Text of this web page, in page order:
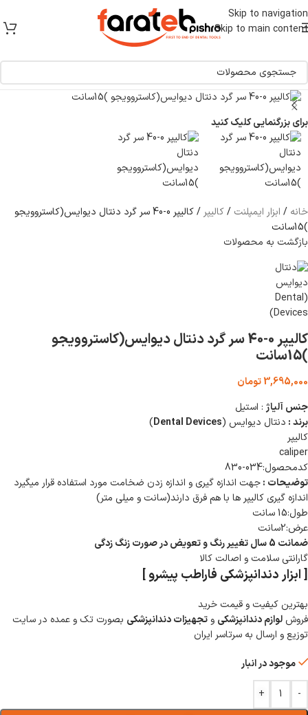
Skip to navigation
Skip to main content
برای بزرگنمایی کلیک کنید
خانه / ابزار ایمپلنت /کالیپر /
کالیپر 0-40 سر گرد دنتال دیوایس(کاستروویجو
)15سانت
بازگشت به محصولات
کالیپر 0-40 سر گرد دنتال دیوایس(کاستروویجو
)15سانت
3,695,000تومان
جنس آلیاژ : استیل
برند : دنتال دیوایس (Dental Devices
)
کالیپر
caliper
کدمحصول:034-830
توضیحات :جهت اندازه گیری و اندازه زدن ضخامت مورد استفاده قرار میگیرد
اندازه گیری کالیپر ها با هم فرق دارند(سانت و میلی متر)
طول:15 سانت
عرض:2سانت
ضمانت 5 سال تغییر رنگ و تعویض در صورت زنگ زدگی
گارانتی سلامت و اصالت کالا
[ ابزار دندانپزشکی فاراطب پیشرو ]
بهترین کیفیت و قیمت خرید
فروش لوازم دندانپزشکی و تجهیزات دندانپزشکی بصورت تک و عمده در سایت
توزیع و ارسال به سرتاسر ایران
موجود در انبار
-
+